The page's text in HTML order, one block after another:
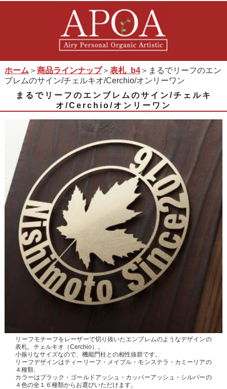
ホーム ＞ 商品ラインナップ＞ 表札_b4＞まるでリーフのエン
ブレムのサイン/チェルキオ/Cerchio/オンリーワン
まるでリーフのエンブレムのサイン/チェルキ
オ/Cerchio/オンリーワン
リーフモチーフをレーザーで切り抜いたエンブレムのようなデザインの
表札、チェルキオ（Cerchio）。
小振りなサイズなので、機能門柱との相性抜群です。
リーフデザインはティーリーフ・メイプル・モンステラ・カミーリアの
４種類、
カラーはブラック・ゴールドアッシュ・カッパーアッシュ・シルバーの
４色の全１６種類からお選びいただけます。